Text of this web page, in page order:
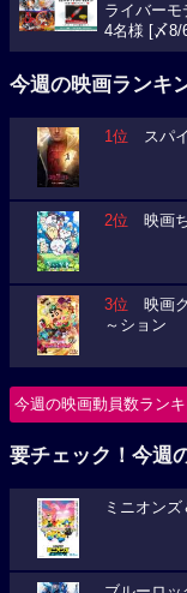
ライバーモ
4名様 [〆8/
今週の映画ランキ
1位 スパ
2位 映画
3位 映画
～ション
今週の映画動員数ラン
要チェック！今週
ミニオン